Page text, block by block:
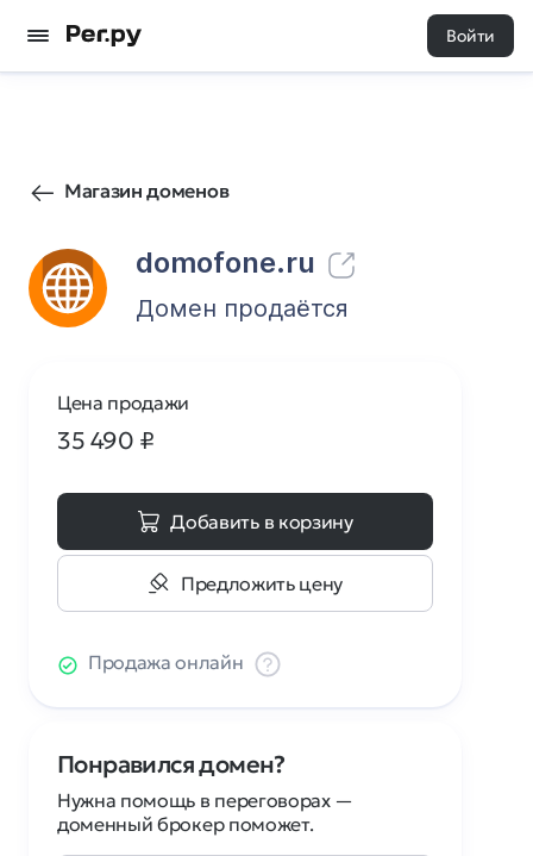
Войти
Магазин доменов
domofone.ru
606 1
Домен продаётся
Цена продажи
35 490 ₽
Добавить в корзину
Предложить цену
Продажа онлайн
Понравился домен?
Нужна помощь в переговорах —
доменный брокер поможет.